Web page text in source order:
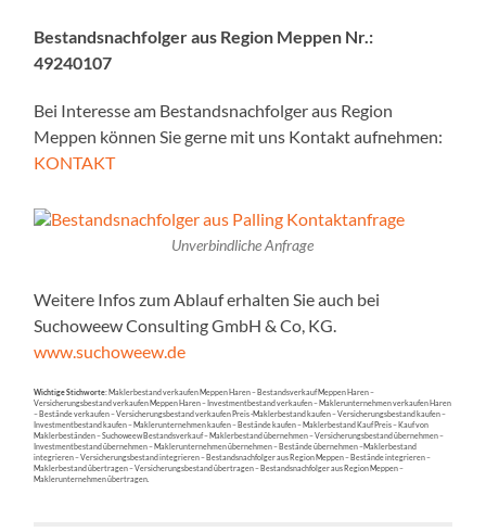
Bestandsnachfolger aus Region Meppen Nr.:
49240107
Bei Interesse am Bestandsnachfolger aus Region
Meppen können Sie gerne mit uns Kontakt aufnehmen:
KONTAKT
Unverbindliche Anfrage
Weitere Infos zum Ablauf erhalten Sie auch bei
Suchoweew Consulting GmbH & Co, KG.
www.suchoweew.de
Wichtige Stichworte: Maklerbestand verkaufen Meppen Haren – Bestandsverkauf Meppen Haren –
Versicherungsbestand verkaufen Meppen Haren – Investmentbestand verkaufen – Maklerunternehmen verkaufen Haren
– Bestände verkaufen – Versicherungsbestand verkaufen Preis -Maklerbestand kaufen – Versicherungsbestand kaufen –
Investmentbestand kaufen – Maklerunternehmen kaufen – Bestände kaufen – Maklerbestand Kauf Preis – Kauf von
Maklerbeständen – Suchoweew Bestandsverkauf – Maklerbestand übernehmen – Versicherungsbestand übernehmen –
Investmentbestand übernehmen – Maklerunternehmen übernehmen – Bestände übernehmen –Maklerbestand
integrieren – Versicherungsbestand integrieren – Bestandsnachfolger aus Region Meppen – Bestände integrieren –
Maklerbestand übertragen – Versicherungsbestand übertragen – Bestandsnachfolger aus Region Meppen –
Maklerunternehmen übertragen.